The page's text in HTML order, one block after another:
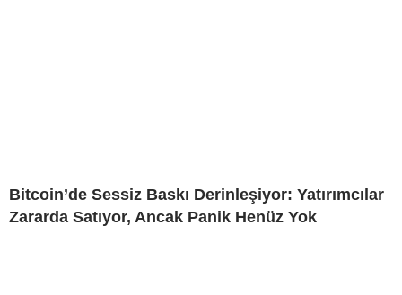
Bitcoin’de Sessiz Baskı Derinleşiyor: Yatırımcılar
Zararda Satıyor, Ancak Panik Henüz Yok